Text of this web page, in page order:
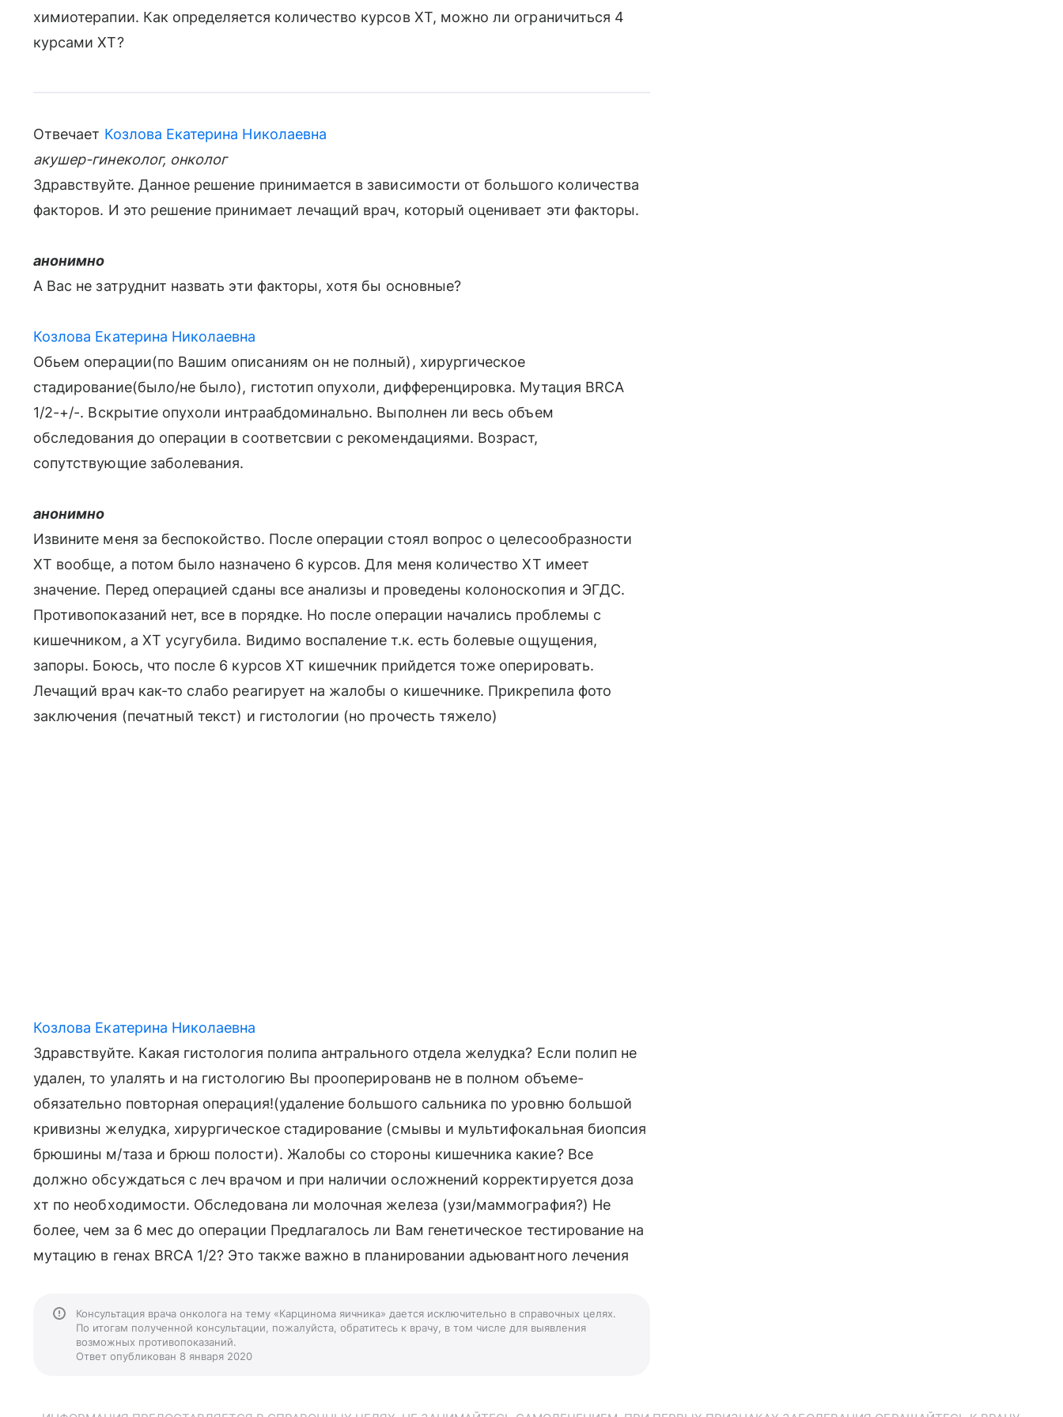
химиотерапии. Как определяется количество курсов ХТ, можно ли ограничиться 4
курсами ХТ?
Отвечает Козлова Екатерина Николаевна
акушер-гинеколог, онколог
Здравствуйте. Данное решение принимается в зависимости от большого количества
факторов. И это решение принимает лечащий врач, который оценивает эти факторы.
анонимно
А Вас не затруднит назвать эти факторы, хотя бы основные?
Козлова Екатерина Николаевна
Обьем операции(по Вашим описаниям он не полный), хирургическое
стадирование(было/не было), гистотип опухоли, дифференцировка. Мутация BRCA
1/2-+/-. Вскрытие опухоли интраабдоминально. Выполнен ли весь объем
обследования до операции в соответсвии с рекомендациями. Возраст,
сопутствующие заболевания.
анонимно
Извините меня за беспокойство. После операции стоял вопрос о целесообразности
ХТ вообще, а потом было назначено 6 курсов. Для меня количество ХТ имеет
значение. Перед операцией сданы все анализы и проведены колоноскопия и ЭГДС.
Противопоказаний нет, все в порядке. Но после операции начались проблемы с
кишечником, а ХТ усугубила. Видимо воспаление т.к. есть болевые ощущения,
запоры. Боюсь, что после 6 курсов ХТ кишечник прийдется тоже оперировать.
Лечащий врач как-то слабо реагирует на жалобы о кишечнике. Прикрепила фото
заключения (печатный текст) и гистологии (но прочесть тяжело)
Козлова Екатерина Николаевна
Здравствуйте. Какая гистология полипа антрального отдела желудка? Если полип не
удален, то улалять и на гистологию Вы прооперированв не в полном объеме-
обязательно повторная операция!(удаление большого сальника по уровню большой
кривизны желудка, хирургическое стадирование (смывы и мультифокальная биопсия
брюшины м/таза и брюш полости). Жалобы со стороны кишечника какие? Все
должно обсуждаться с леч врачом и при наличии осложнений корректируется доза
хт по необходимости. Обследована ли молочная железа (узи/маммография?) Не
более, чем за 6 мес до операции Предлагалось ли Вам генетическое тестирование на
мутацию в генах BRCA 1/2? Это также важно в планировании адьювантного лечения
Консультация врача онколога на тему «Карцинома яичника» дается исключительно в справочных целях.
По итогам полученной консультации, пожалуйста, обратитесь к врачу, в том числе для выявления
возможных противопоказаний.
Ответ опубликован 8 января 2020